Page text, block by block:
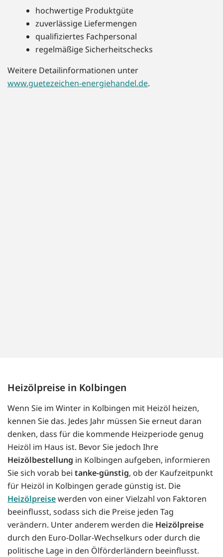
hochwertige Produktgüte
zuverlässige Liefermengen
qualifiziertes Fachpersonal
regelmäßige Sicherheitschecks
Weitere Detailinformationen unter
www.guetezeichen-energiehandel.de.
Heizölpreise in Kolbingen
Wenn Sie im Winter in Kolbingen mit Heizöl heizen,
kennen Sie das. Jedes Jahr müssen Sie erneut daran
denken, dass für die kommende Heizperiode genug
Heizöl im Haus ist. Bevor Sie jedoch Ihre
Heizölbestellung in Kolbingen aufgeben, informieren
Sie sich vorab bei tanke-günstig, ob der Kaufzeitpunkt
für Heizöl in Kolbingen gerade günstig ist. Die
Heizölpreisewerden von einer Vielzahl von Faktoren
beeinflusst, sodass sich die Preise jeden Tag
verändern. Unter anderem werden die Heizölpreise
durch den Euro-Dollar-Wechselkurs oder durch die
politische Lage in den Ölförderländern beeinflusst.